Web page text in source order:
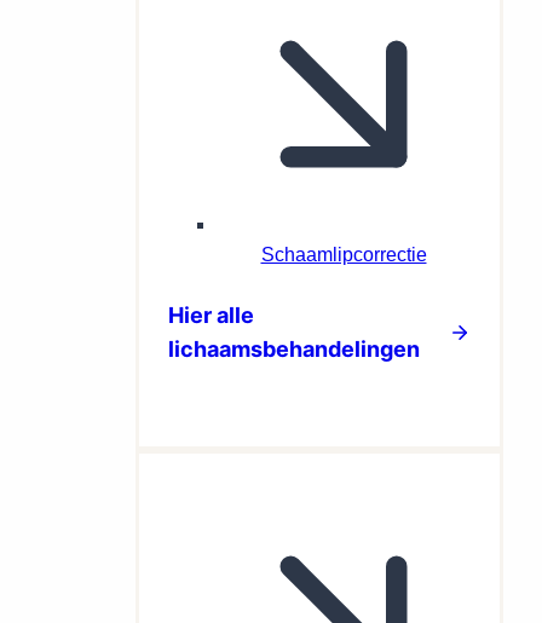
Schaamlipcorrectie
Hier alle
lichaamsbehandelingen